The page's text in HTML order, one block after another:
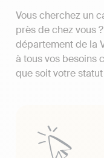
Vous cherchez un
près de chez vous
département de la
à tous vos besoins
que soit votre